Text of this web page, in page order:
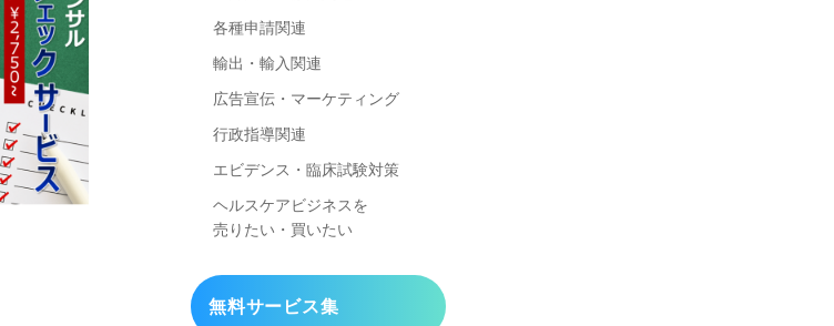
各種申請関連
輸出・輸入関連
広告宣伝・マーケティング
行政指導関連
エビデンス・臨床試験対策
ヘルスケアビジネスを
売りたい・買いたい
無料サービス集